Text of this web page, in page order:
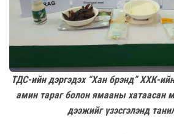
ТДС-ийн дэргэдэх “Хан брэнд” ХХК-
амин тараг болон ямааны хатаасан
дээжийг үзэсгэлэнд